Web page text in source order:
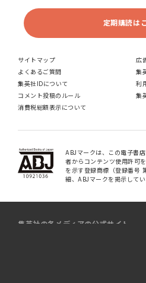
定期購読は
サイトマップ
広
よくあるご質問
集
集英社IDについて
利
コメント投稿のルール
集
消費税総額表示について
ABJマークは、この電子書
者からコンテンツ使用許可
を示す登録商標（登録番号
細、ABJマークを掲示して
集英社の各メディアの公式サイト